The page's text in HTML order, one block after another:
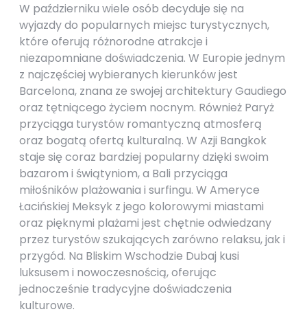
W październiku wiele osób decyduje się na
wyjazdy do popularnych miejsc turystycznych,
które oferują różnorodne atrakcje i
niezapomniane doświadczenia. W Europie jednym
z najczęściej wybieranych kierunków jest
Barcelona, znana ze swojej architektury Gaudiego
oraz tętniącego życiem nocnym. Również Paryż
przyciąga turystów romantyczną atmosferą
oraz bogatą ofertą kulturalną. W Azji Bangkok
staje się coraz bardziej popularny dzięki swoim
bazarom i świątyniom, a Bali przyciąga
miłośników plażowania i surfingu. W Ameryce
Łacińskiej Meksyk z jego kolorowymi miastami
oraz pięknymi plażami jest chętnie odwiedzany
przez turystów szukających zarówno relaksu, jak i
przygód. Na Bliskim Wschodzie Dubaj kusi
luksusem i nowoczesnością, oferując
jednocześnie tradycyjne doświadczenia
kulturowe.